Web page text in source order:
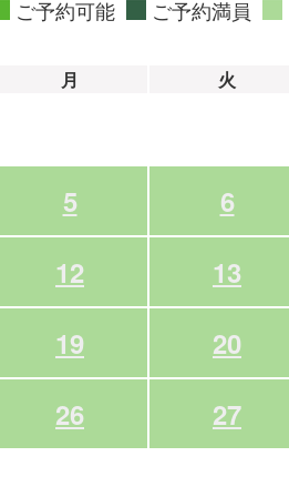
ご予約可能 ご予約満員
月 火
5
6
12
13
19
20
26
27